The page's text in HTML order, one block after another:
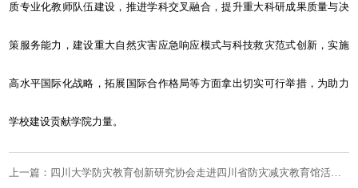
质专业化教师队伍建设，推进学科交叉融合，提升重大科研成果质量与决
策服务能力，建设重大自然灾害应急响应模式与科技救灾范式创新，实施
高水平国际化战略，拓展国际合作格局等方面拿出切实可行举措，为助力
学校建设贡献学院力量。
上一篇：四川大学防灾教育创新研究协会走进四川省防灾减灾教育馆活动成功举办